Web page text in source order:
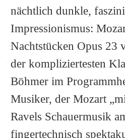
nächtlich dunkle,
Impressionismus:
Nachtstücken Opus 23
der kompliziertesten
Böhmer im
Musiker, der Mozart
Ravels Schauermusik
fingertechnisch